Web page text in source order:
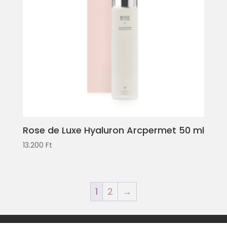
Rose de Luxe Hyaluron Arcpermet 50 ml
13.200 Ft
1 2 →